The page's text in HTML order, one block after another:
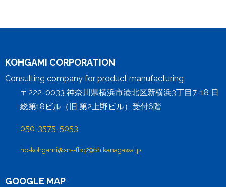
KOHGAMI CORPORATION
Consulting company for product manufacturing
〒222-0033 神奈川県横浜市港北区新横浜3丁目7-18 日
総第18ビル（旧 第2上野ビル）受付6階
050-3575-5053
hp-kohgami@xn--fhq296h.kanagawa.jp
GOOGLE MAP